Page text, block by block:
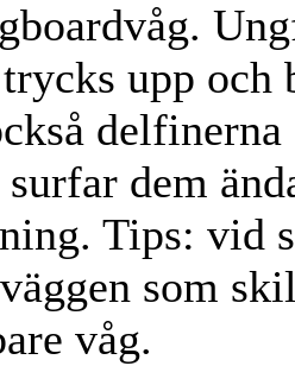
upp
surfar dem
Tips: vid
som
våg.